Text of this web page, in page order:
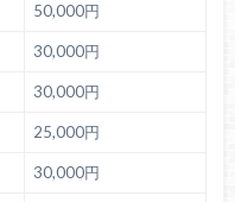
50,000円
30,000円
30,000円
25,000円
30,000円